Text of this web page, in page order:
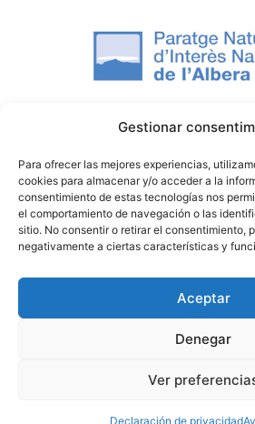
Gestionar
Para ofrecer las mejores experiencias,
cookies para almacenar y/o acceder a la
consentimiento de estas tecnologías nos
el comportamiento de navegación o las
sitio. No consentir o retirar el consentimiento,
negativamente a ciertas características y
Aceptar
Denegar
Ver
Declaración de privacidad